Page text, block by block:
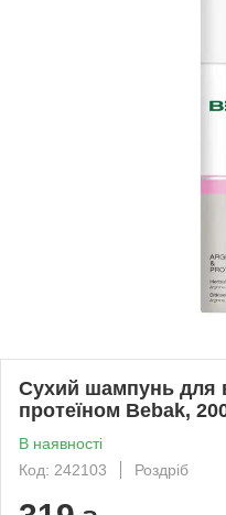
Сухий шампунь для
протеїном Bebak,
В наявності
Код: 242103
Роздріб